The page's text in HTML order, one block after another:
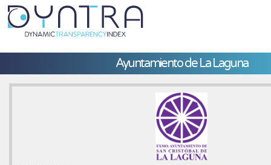
Ayuntamiento de La Laguna